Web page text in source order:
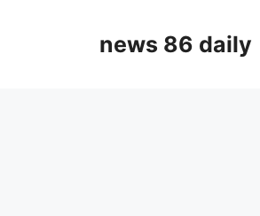
news 86 daily